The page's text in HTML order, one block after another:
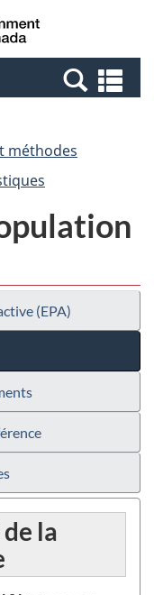
Canada
et
méthodes
(EPA)
la